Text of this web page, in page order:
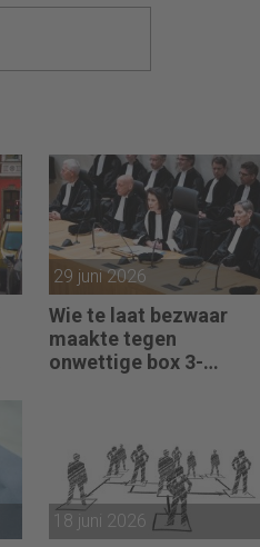
29 juni 2026
Wie te laat bezwaar
maakte tegen
onwettige box 3-
18 juni 2026